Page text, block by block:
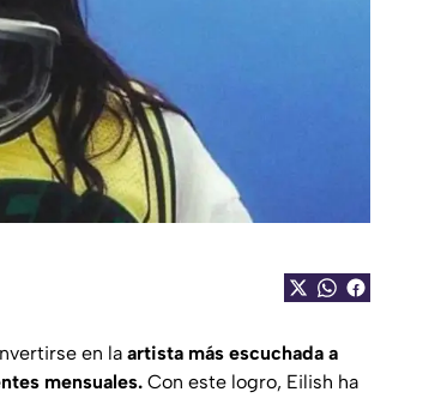
en la artista más escuchada a
mensuales. Con este logro, Eilish ha